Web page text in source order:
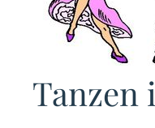
Tanzen